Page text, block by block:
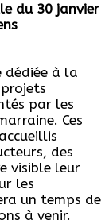
du 30 janvier
dédiée à la
par les
Ces
des
visible leur
les
un temps de
à venir.